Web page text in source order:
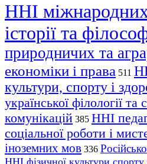
ННІ
історії та
природничих та
економіки і права 511
культури, спорту і
української філології та
комунікацій 385 ННІ
соціальної роботи і
іноземних мов 336